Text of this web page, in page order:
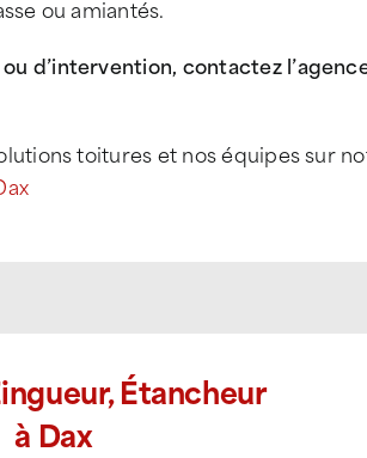
ou amiantés.
d’intervention, contactez
toitures et nos équipes sur
Étancheur
à Dax